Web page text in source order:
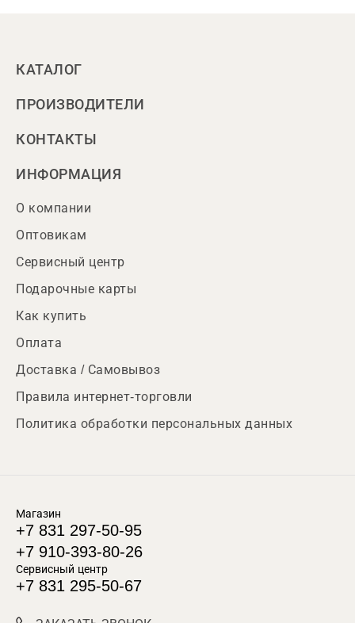
КАТАЛОГ
ПРОИЗВОДИТЕЛИ
КОНТАКТЫ
ИНФОРМАЦИЯ
О компании
Оптовикам
Сервисный центр
Подарочные карты
Как купить
Оплата
Доставка / Самовывоз
Правила интернет-торговли
Политика обработки персональных данных
Магазин
+7 831 297-50-95
+7 910-393-80-26
Сервисный центр
+7 831 295-50-67